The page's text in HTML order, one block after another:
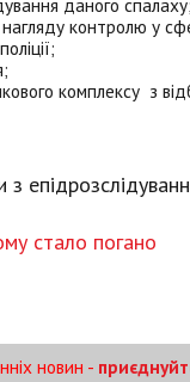
контролю у
комплексу з
стало погано
новин -